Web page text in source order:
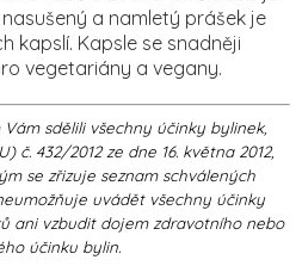
a namletý prášek je
kapslí. Kapsle se snadněji
vegetariány a vegany.
Vám sdělili všechny účinky bylinek,
č. 432/2012 ze dne 16. května 2012,
se zřizuje seznam schválených
uvádět všechny účinky
ani vzbudit dojem zdravotního nebo
účinku bylin.